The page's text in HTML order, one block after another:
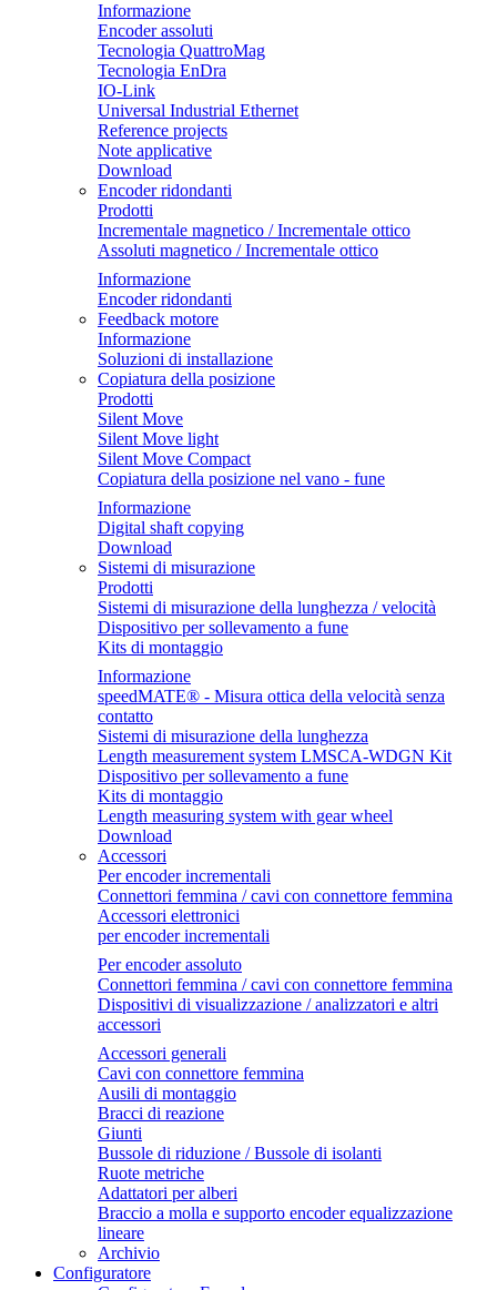
Informazione
Encoder assoluti
Tecnologia QuattroMag
Tecnologia EnDra
IO-Link
Universal Industrial Ethernet
Reference projects
Note applicative
Download
Encoder ridondanti
Prodotti
Incrementale magnetico / Incrementale ottico
Assoluti magnetico / Incrementale ottico
Informazione
Encoder ridondanti
Feedback motore
Informazione
Soluzioni di installazione
Copiatura della posizione
Prodotti
Silent Move
Silent Move light
Silent Move Compact
Copiatura della posizione nel vano - fune
Informazione
Digital shaft copying
Download
Sistemi di misurazione
Prodotti
Sistemi di misurazione della lunghezza / velocità
Dispositivo per sollevamento a fune
Kits di montaggio
Informazione
speedMATE® - Misura ottica della velocità senza
contatto
Sistemi di misurazione della lunghezza
Length measurement system LMSCA-WDGN Kit
Dispositivo per sollevamento a fune
Kits di montaggio
Length measuring system with gear wheel
Download
Accessori
Per encoder incrementali
Connettori femmina / cavi con connettore femmina
Accessori elettronici
per encoder incrementali
Per encoder assoluto
Connettori femmina / cavi con connettore femmina
Dispositivi di visualizzazione / analizzatori e altri
accessori
Accessori generali
Cavi con connettore femmina
Ausili di montaggio
Bracci di reazione
Giunti
Bussole di riduzione / Bussole di isolanti
Ruote metriche
Adattatori per alberi
Braccio a molla e supporto encoder equalizzazione
lineare
Archivio
Configuratore